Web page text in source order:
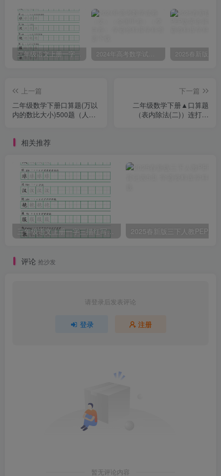
三年级语文上册一字三描红写字表字帖 2024年高考数学试卷（文）（全国甲卷）（空白卷）
上一篇
二年级数学下册口算题(万以
内的数比大小)500题（人教
下一篇
二年级数学下册▲口算题
（表内除法(二)）连打版
相关推荐
三年级语文上册一字三描红写字表字帖
评论 抢沙发
请登录后发表评论
登录 注册
暂无评论内容